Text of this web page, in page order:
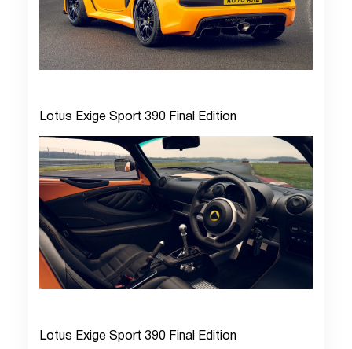
Lotus Exige Sport 390 Final Edition
Lotus Exige Sport 390 Final Edition